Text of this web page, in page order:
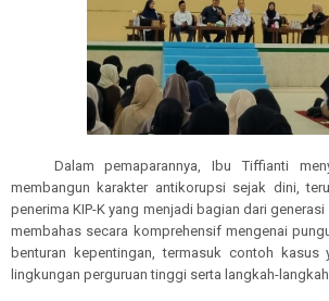
Dalam pemaparannya, Ibu Tiffianti
membangun karakter antikorupsi sejak dini,
penerima KIP-K yang menjadi bagian dari
membahas secara komprehensif mengenai
benturan kepentingan, termasuk contoh
lingkungan perguruan tinggi serta langkah-